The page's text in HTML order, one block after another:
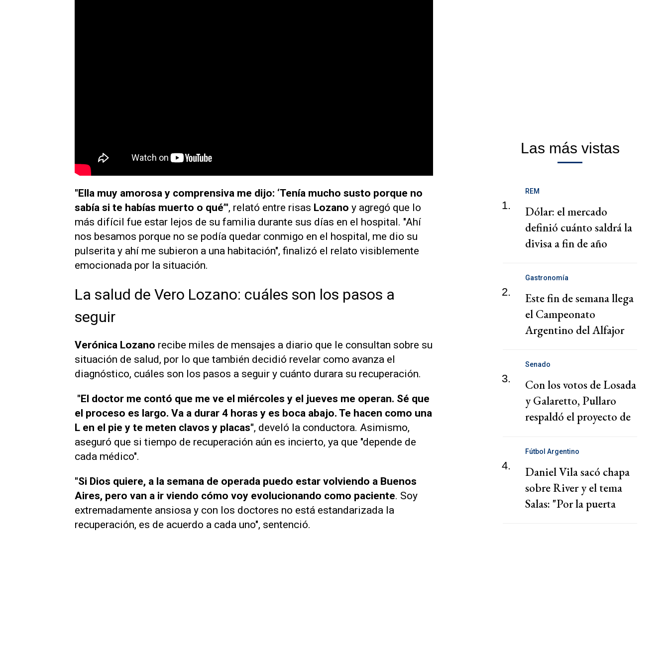
"Ella muy amorosa y comprensiva me dijo: ‘Tenía mucho susto porque no
sabía si te habías muerto o qué’", relató entre risas Lozano y agregó que lo
más difícil fue estar lejos de su familia durante sus días en el hospital. "Ahí
nos besamos porque no se podía quedar conmigo en el hospital, me dio su
pulserita y ahí me subieron a una habitación", finalizó el relato visiblemente
emocionada por la situación.
La salud de Vero Lozano: cuáles son los pasos a
seguir
Verónica Lozano recibe miles de mensajes a diario que le consultan sobre su
situación de salud, por lo que también decidió revelar como avanza el
diagnóstico, cuáles son los pasos a seguir y cuánto durara su recuperación.
"El doctor me contó que me ve el miércoles y el jueves me operan. Sé que
el proceso es largo. Va a durar 4 horas y es boca abajo. Te hacen como una
L en el pie y te meten clavos y placas", develó la conductora. Asimismo,
aseguró que si tiempo de recuperación aún es incierto, ya que "depende de
cada médico".
"Si Dios quiere, a la semana de operada puedo estar volviendo a Buenos
Aires, pero van a ir viendo cómo voy evolucionando como paciente. Soy
extremadamente ansiosa y con los doctores no está estandarizada la
recuperación, es de acuerdo a cada uno", sentenció.
Las más vistas
1.
REM
Dólar: el mercado
definió cuánto saldrá la
divisa a fin de año
2.
Gastronomía
Este fin de semana llega
el Campeonato
Argentino del Alfajor
3.
Senado
Con los votos de Losada
y Galaretto, Pullaro
respaldó el proyecto de
4.
Fútbol Argentino
Daniel Vila sacó chapa
sobre River y el tema
Salas: "Por la puerta